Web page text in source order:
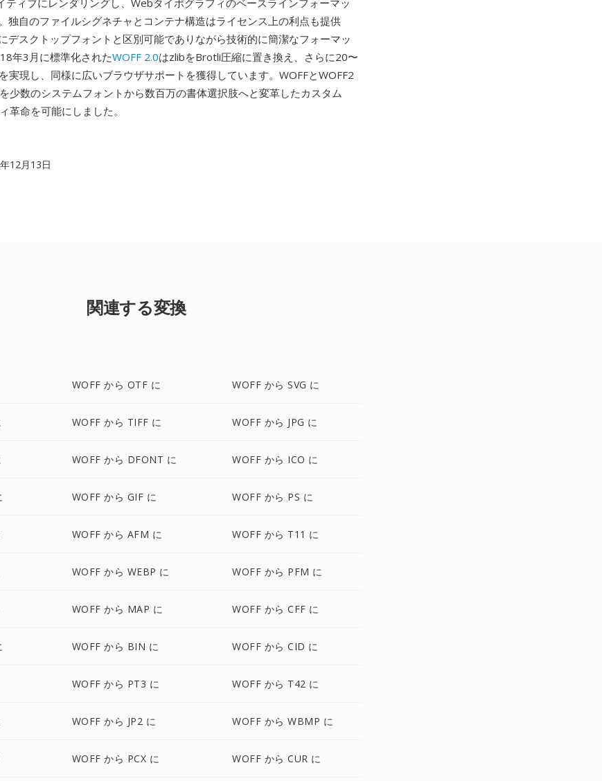
ティブにレンダリングし、Webタイポグラフィのベースラインフォーマッ
独自のファイルシグネチャとコンテナ構造はライセンス上の利点も提供
デスクトップフォントと区別可能でありながら技術的に簡潔なフォーマッ
年3月に標準化されたWOFF 2.0はzlibをBrotli圧縮に置き換え、さらに20〜
実現し、同様に広いブラウザサポートを獲得しています。WOFFとWOFF2
少数のシステムフォントから数百万の書体選択肢へと変革したカスタム
革命を可能にしました。
12月13日
関連する変換
WOFF から OTF に WOFF から SVG に
WOFF から TIFF に WOFF から JPG に
WOFF から DFONT に WOFF から ICO に
WOFF から GIF に WOFF から PS に
WOFF から AFM に WOFF から T11 に
WOFF から WEBP に WOFF から PFM に
WOFF から MAP に WOFF から CFF に
WOFF から BIN に WOFF から CID に
WOFF から PT3 に WOFF から T42 に
WOFF から JP2 に WOFF から WBMP に
WOFF から PCX に WOFF から CUR に